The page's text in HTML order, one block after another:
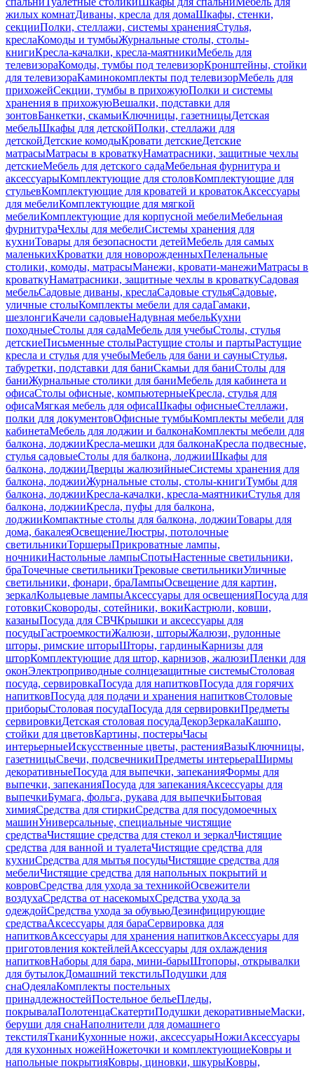
жилых комнатДиваны, кресла для домаШкафы, стенки,
секцииПолки, стеллажи, системы храненияСтулья,
креслаКомоды и тумбыЖурнальные столы, столы-
книгиКресла-качалки, кресла-маятникиМебель для
телевизораКомоды, тумбы под телевизорКронштейны, стойки
для телевизораКаминокомплекты под телевизорМебель для
прихожейСекции, тумбы в прихожуюПолки и системы
хранения в прихожуюВешалки, подставки для
зонтовБанкетки, скамьиКлючницы, газетницыДетская
мебельШкафы для детскойПолки, стеллажи для
детскойДетские комодыКровати детскиеДетские
матрасыМатрасы в кроваткуНаматрасники, защитные чехлы
детскиеМебель для детского садаМебельная фурнитура и
аксессуарыКомплектующие для столовКомплектующие для
стульевКомплектующие для кроватей и кроватокАксессуары
для мебелиКомплектующие для мягкой
мебелиКомплектующие для корпусной мебелиМебельная
фурнитураЧехлы для мебелиСистемы хранения для
кухниТовары для безопасности детейМебель для самых
маленькихКроватки для новорожденныхПеленальные
столики, комоды, матрасыМанежи, кровати-манежиМатрасы в
кроваткуНаматрасники, защитные чехлы в кроваткуСадовая
мебельСадовые диваны, креслаСадовые стульяСадовые,
уличные столыКомплекты мебели для садаГамаки,
шезлонгиКачели садовыеНадувная мебельКухни
походныеСтолы для садаМебель для учебыСтолы, стулья
детскиеПисьменные столыРастущие столы и партыРастущие
кресла и стулья для учебыМебель для бани и сауныСтулья,
табуретки, подставки для баниСкамьи для баниСтолы для
баниЖурнальные столики для баниМебель для кабинета и
офисаСтолы офисные, компьютерныеКресла, стулья для
офисаМягкая мебель для офисаШкафы офисныеСтеллажи,
полки для документовОфисные тумбыКомплекты мебели для
кабинетаМебель для лоджии и балконаКомплекты мебели для
балкона, лоджииКресла-мешки для балконаКресла подвесные,
стулья садовыеСтолы для балкона, лоджииШкафы для
балкона, лоджииДверцы жалюзийныеСистемы хранения для
балкона, лоджииЖурнальные столы, столы-книгиТумбы для
балкона, лоджииКресла-качалки, кресла-маятникиСтулья для
балкона, лоджииКресла, пуфы для балкона,
лоджииКомпактные столы для балкона, лоджииТовары для
дома, бакалеяОсвещениеЛюстры, потолочные
светильникиТоршерыПрикроватные лампы,
ночникиНастольные лампыСпотыНастенные светильники,
браТочечные светильникиТрековые светильникиУличные
светильники, фонари, браЛампыОсвещение для картин,
зеркалКольцевые лампыАксессуары для освещенияПосуда для
готовкиСковороды, сотейники, вокиКастрюли, ковши,
казаныПосуда для СВЧКрышки и аксессуары для
посудыГастроемкостиЖалюзи, шторыЖалюзи, рулонные
шторы, римские шторыШторы, гардиныКарнизы для
шторКомплектующие для штор, карнизов, жалюзиПленки для
оконЭлектроприводные солнцезащитные системыСтоловая
посуда, сервировкаПосуда для напитковПосуда для горячих
напитковПосуда для подачи и хранения напитковСтоловые
приборыСтоловая посудаПосуда для сервировкиПредметы
сервировкиДетская столовая посудаДекорЗеркалаКашпо,
стойки для цветовКартины, постерыЧасы
интерьерныеИскусственные цветы, растенияВазыКлючницы,
газетницыСвечи, подсвечникиПредметы интерьераШирмы
декоративныеПосуда для выпечки, запеканияФормы для
выпечки, запеканияПосуда для запеканияАксессуары для
выпечкиБумага, фольга, рукава для выпечкиБытовая
химияСредства для стиркиСредства для посудомоечных
машинУниверсальные, специальные чистящие
средстваЧистящие средства для стекол и зеркалЧистящие
средства для ванной и туалетаЧистящие средства для
кухниСредства для мытья посудыЧистящие средства для
мебелиЧистящие средства для напольных покрытий и
ковровСредства для ухода за техникойОсвежители
воздухаСредства от насекомыхСредства ухода за
одеждойСредства ухода за обувьюДезинфицирующие
средстваАксессуары для бараСервировка для
напитковАксессуары для хранения напитковАксессуары для
приготовления коктейлейАксессуары для охлаждения
напитковНаборы для бара, мини-барыШтопоры, открывалки
для бутылокДомашний текстильПодушки для
снаОдеялаКомплекты постельных
принадлежностейПостельное бельеПледы,
покрывалаПолотенцаСкатертиПодушки декоративныеМаски,
беруши для снаНаполнители для домашнего
текстиляТканиКухонные ножи, аксессуарыНожиАксессуары
для кухонных ножейНожеточки и комплектующиеКовры и
напольные покрытияКовры, циновки, шкурыКовры,